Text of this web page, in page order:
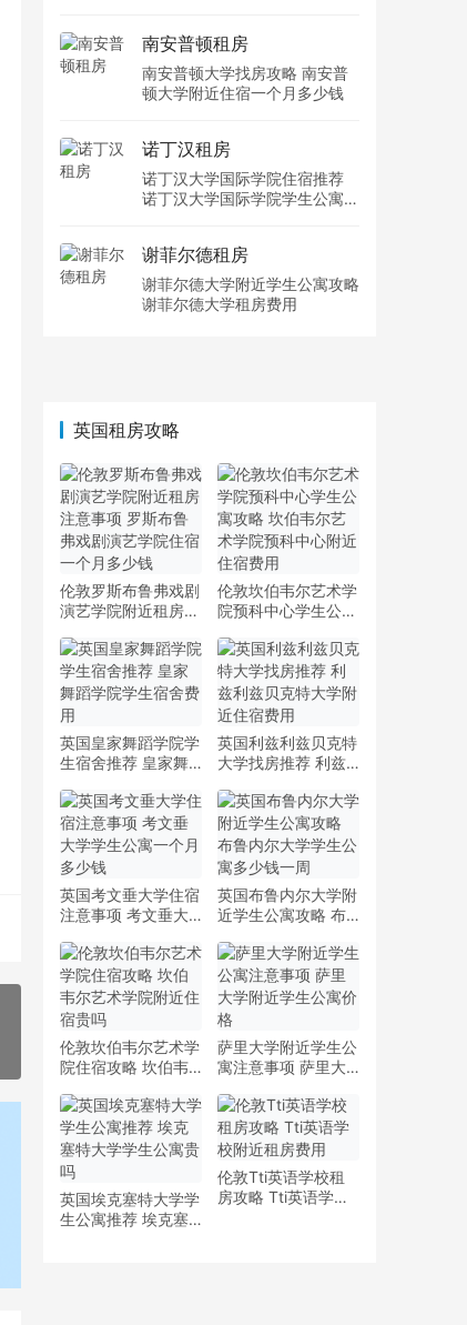
南安普顿租房
南安普顿大学找房攻略 南安普
顿大学附近住宿一个月多少钱
诺丁汉租房
诺丁汉大学国际学院住宿推荐
诺丁汉大学国际学院学生公寓多
谢菲尔德租房
谢菲尔德大学附近学生公寓攻略
谢菲尔德大学租房费用
英国租房攻略
伦敦罗斯布鲁弗戏剧
演艺学院附近租房注
戏剧演艺学院住宿一
个月多少钱
伦敦坎伯韦尔艺术学
院预科中心学生公寓
学院预科中心附近住
宿费用
英国皇家舞蹈学院学
生宿舍推荐 皇家舞
英国利兹利兹贝克特
大学找房推荐 利兹
住宿费用
英国考文垂大学住宿
注意事项 考文垂大
少钱
英国布鲁内尔大学附
近学生公寓攻略 布
多少钱一周
伦敦坎伯韦尔艺术学
院住宿攻略 坎伯韦
贵吗
萨里大学附近学生公
寓注意事项 萨里大
英国埃克塞特大学学
生公寓推荐 埃克塞
伦敦Tti英语学校租
房攻略 Tti英语学校